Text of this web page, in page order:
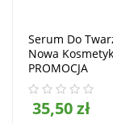
Serum Do
Nowa
PROMOCJA
35,50 zł